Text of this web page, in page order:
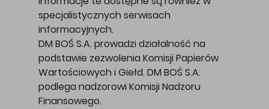
specjalistycznych serwisach
informacyjnych.
DM BOŚ S.A. prowadzi działalność na
podstawie zezwolenia Komisji Papierów
Wartościowych i Giełd. DM BOŚ S.A.
podlega nadzorowi Komisji Nadzoru
Finansowego.